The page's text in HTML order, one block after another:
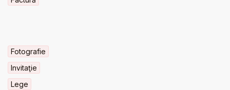
Fotografie
Invitaţie
Lege